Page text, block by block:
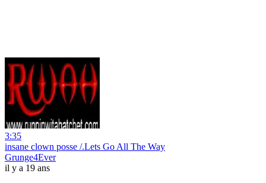
3:35
insane clown posse /.Lets Go All The Way
Grunge4Ever
il y a 19 ans